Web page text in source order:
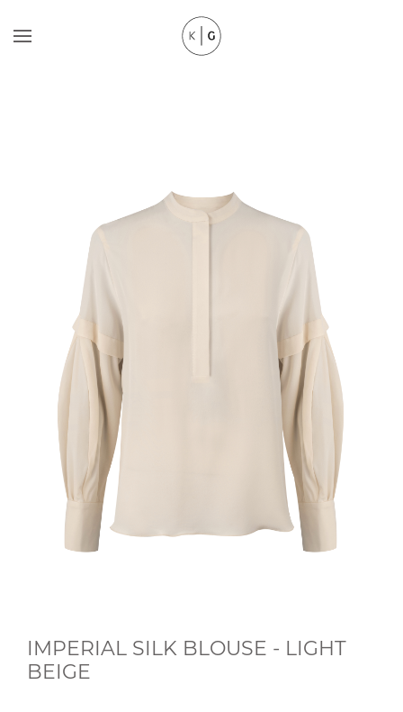
IMPERIAL SILK BLOUSE - LIGHT
BEIGE